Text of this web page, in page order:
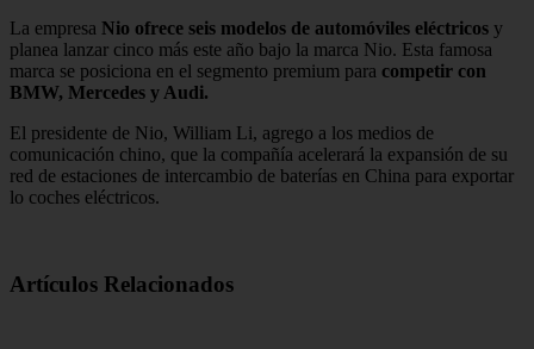
La empresa Nio ofrece seis modelos de automóviles eléctricos y
planea lanzar cinco más este año bajo la marca Nio. Esta famosa
marca se posiciona en el segmento premium para competir con
BMW, Mercedes y Audi.
El presidente de Nio, William Li, agrego a los medios de
comunicación chino, que la compañía acelerará la expansión de su
red de estaciones de intercambio de baterías en China para exportar
lo coches eléctricos.
Artículos Relacionados